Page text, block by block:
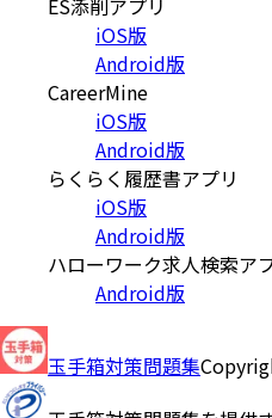
ES添削アプリ
iOS版
Android版
CareerMine
iOS版
Android版
らくらく履歴書アプリ
iOS版
Android版
ハローワーク求人検索ア
Android版
玉手箱対策問題集